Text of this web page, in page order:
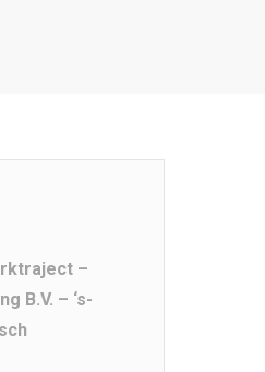
–
B.V. – ‘s-